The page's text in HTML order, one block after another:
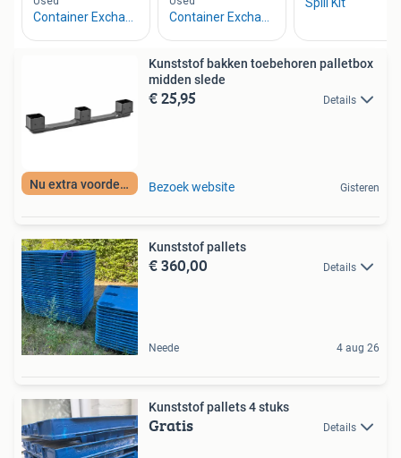
Nu extra voordeel
Kunststof bakken toebehoren palletbox
midden slede
€ 25,95 Details
Bezoek website Gisteren
Kunststof pallets
€ 360,00 Details
Neede 4 aug 26
Kunststof pallets 4 stuks
Gratis Details